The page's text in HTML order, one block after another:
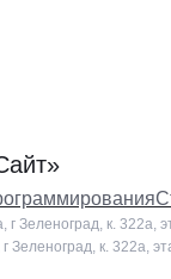
Зеленоград, к. 322а,
Зеленоград, к. 322а,